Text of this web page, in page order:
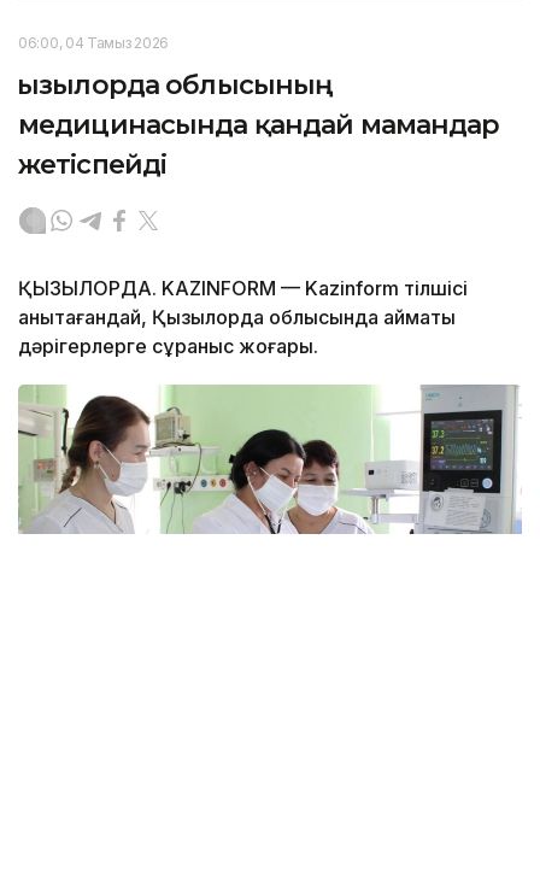
06:00, 04 Тамыз 2026
Қызылорда облысының
медицинасында қандай мамандар
жетіспейді
ҚЫЗЫЛОРДА. KAZINFORM — Kazinform тілшісі
анықтағандай, Қызылорда облысында аймақтық
дәрігерлерге сұраныс жоғары.